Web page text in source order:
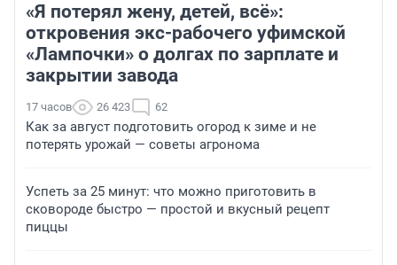
«Я потерял жену, детей, всё»:
откровения экс-рабочего уфимской
«Лампочки» о долгах по зарплате и
закрытии завода
17 часов 26 423 62
Как за август подготовить огород к зиме и не
потерять урожай — советы агронома
Успеть за 25 минут: что можно приготовить в
сковороде быстро — простой и вкусный рецепт
пиццы